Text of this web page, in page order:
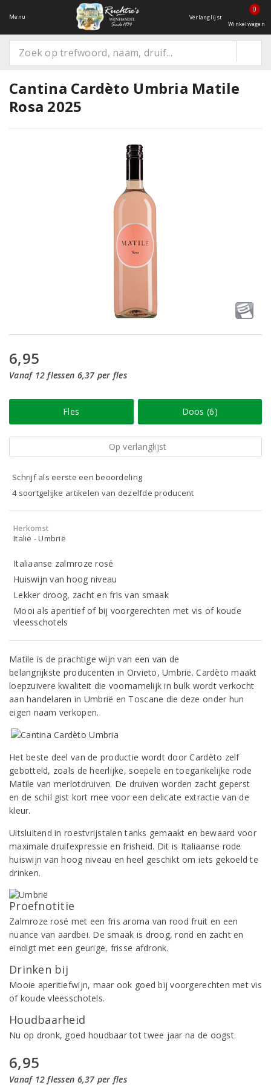
Menu Verlanglijst
0
Winkelwagen
Cantina Cardèto Umbria Matile
Rosa 2025
6,95
Vanaf 12 flessen 6,37 per fles
Fles Doos (6)
Op verlanglijst
Schrijf als eerste een beoordeling
4 soortgelijke artikelen van dezelfde producent
Herkomst
Italië - Umbrië
Italiaanse zalmroze rosé
Huiswijn van hoog niveau
Lekker droog, zacht en fris van smaak
Mooi als aperitief of bij voorgerechten met vis of koude
vleesschotels
Matile is de prachtige wijn van een van de
belangrijkste producenten in Orvieto, Umbrië. Cardèto maakt
loepzuivere kwaliteit die voornamelijk in bulk wordt verkocht
aan handelaren in Umbrië en Toscane die deze onder hun
eigen naam verkopen.
Het beste deel van de productie wordt door Cardèto zelf
gebotteld, zoals de heerlijke, soepele en toegankelijke rode
Matile van merlotdruiven. De druiven worden zacht geperst
en de schil gist kort mee voor een delicate extractie van de
kleur.
Uitsluitend in roestvrijstalen tanks gemaakt en bewaard voor
maximale druifexpressie en frisheid. Dit is Italiaanse rode
huiswijn van hoog niveau en heel geschikt om iets gekoeld te
drinken.
Proefnotitie
Zalmroze rosé met een fris aroma van rood fruit en een
nuance van aardbei. De smaak is droog, rond en zacht en
eindigt met een geurige, frisse afdronk.
Drinken bij
Mooie aperitiefwijn, maar ook goed bij voorgerechten met vis
of koude vleesschotels.
Houdbaarheid
Nu op dronk, goed houdbaar tot twee jaar na de oogst.
6,95
Vanaf 12 flessen 6,37 per fles